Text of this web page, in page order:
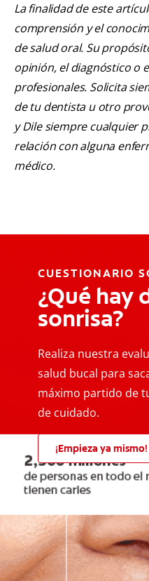
La finalidad de este
comprensión y el
de salud oral. Su
opinión, el diagnóstico o
profesionales. Solicita
de tu dentista u otro
y Dile siempre cualquier
relación con alguna
médico.
CUESTIONARIO
¿Qué hay
sonrisa?
Realiza nuestra
salud bucal para
máximo partido de
de cuidado.
¡Empieza ya mismo!